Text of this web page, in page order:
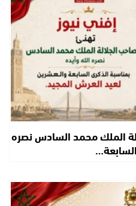
الملك محمد السادس نصره